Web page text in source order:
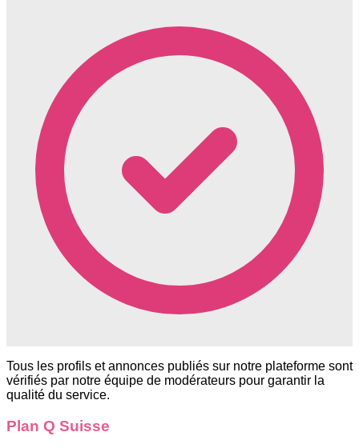
Tous les profils et annonces publiés sur notre plateforme sont
vérifiés par notre équipe de modérateurs pour garantir la
qualité du service.
Plan Q Suisse